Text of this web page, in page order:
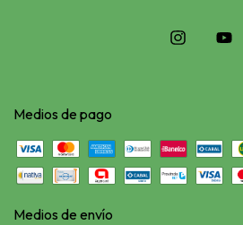
Medios de pago
Medios de envío